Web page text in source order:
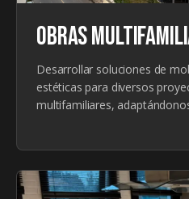
OBRAS
Desarrollar soluciones de
estéticas para diversos
multifamiliares,